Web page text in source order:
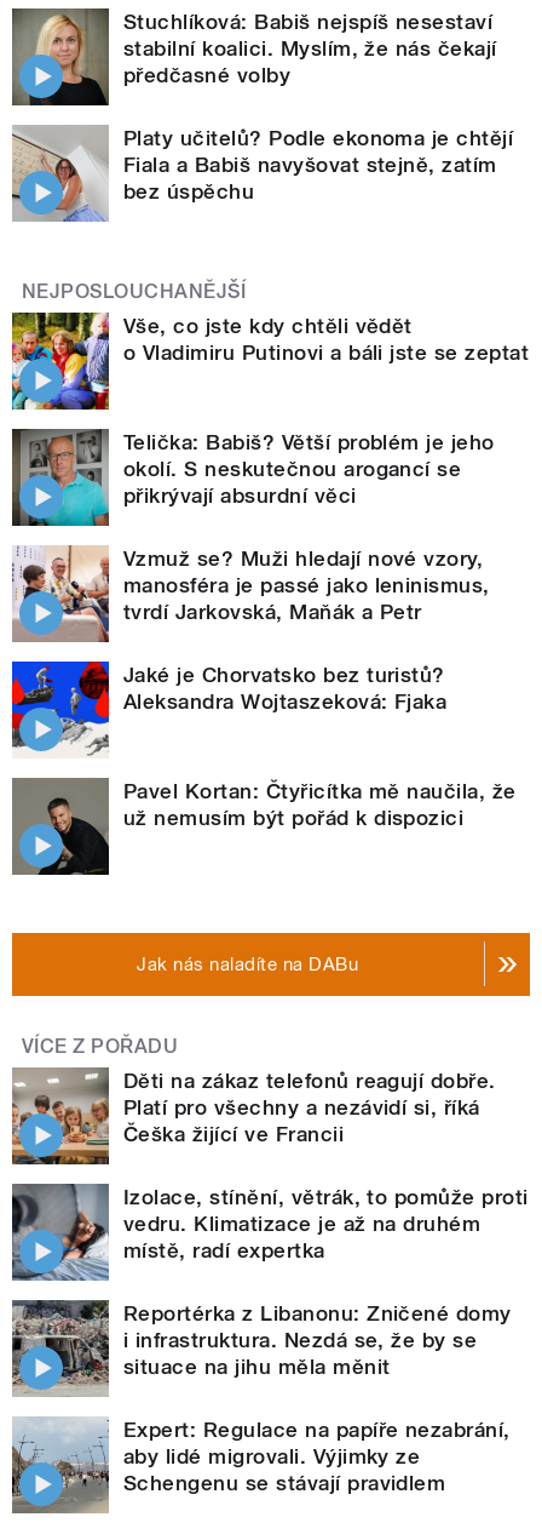
Stuchlíková: Babiš nejspíš nesestaví
stabilní koalici. Myslím, že nás čekají
předčasné volby
Platy učitelů? Podle ekonoma je chtějí
Fiala a Babiš navyšovat stejně, zatím
bez úspěchu
NEJPOSLOUCHANĚJŠÍ
Vše, co jste kdy chtěli vědět
o Vladimiru Putinovi a báli jste se zeptat
Telička: Babiš? Větší problém je jeho
okolí. S neskutečnou arogancí se
přikrývají absurdní věci
Vzmuž se? Muži hledají nové vzory,
manosféra je passé jako leninismus,
tvrdí Jarkovská, Maňák a Petr
Jaké je Chorvatsko bez turistů?
Aleksandra Wojtaszeková: Fjaka
Pavel Kortan: Čtyřicítka mě naučila, že
už nemusím být pořád k dispozici
Jak nás naladíte na DABu
VÍCE Z POŘADU
Děti na zákaz telefonů reagují dobře.
Platí pro všechny a nezávidí si, říká
Češka žijící ve Francii
Izolace, stínění, větrák, to pomůže proti
vedru. Klimatizace je až na druhém
místě, radí expertka
Reportérka z Libanonu: Zničené domy
i infrastruktura. Nezdá se, že by se
situace na jihu měla měnit
Expert: Regulace na papíře nezabrání,
aby lidé migrovali. Výjimky ze
Schengenu se stávají pravidlem